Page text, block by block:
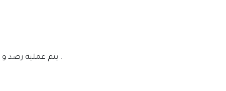
• يتم عملية رصد و تسجيل الحضور والغياب يوميا في المنصة الإلكترونية و تسجيل وحفظ كامل محتوى البرنامج يوميًا في قاعدة بيانات آمنه .